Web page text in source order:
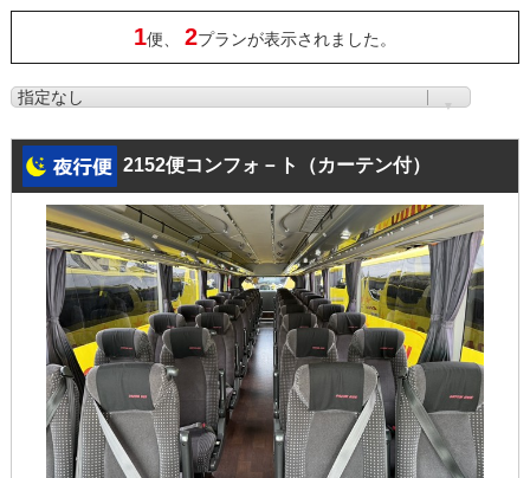
1便、 2プランが表示されました。
2152便コンフォ－ト（カーテン付）